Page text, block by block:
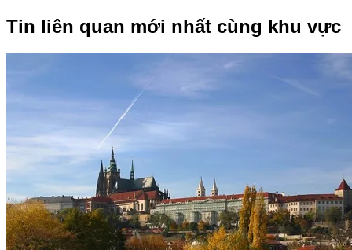
Tin liên quan mới nhất cùng khu vực